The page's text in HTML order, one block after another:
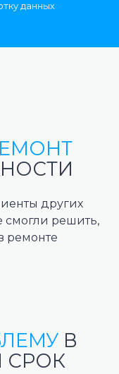
данных
других
смогли решить,
ремонте
В
СРОК